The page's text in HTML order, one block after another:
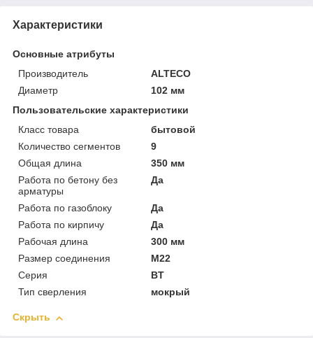
Характеристики
Основные атрибуты
Производитель
ALTECO
Диаметр
102 мм
Пользовательские характеристики
Класс товара
бытовой
Количество сегментов
9
Общая длина
350 мм
Работа по бетону без
арматуры
Да
Работа по газоблоку
Да
Работа по кирпичу
Да
Рабочая длина
300 мм
Размер соединения
М22
Серия
BТ
Тип сверления
мокрый
Скрыть